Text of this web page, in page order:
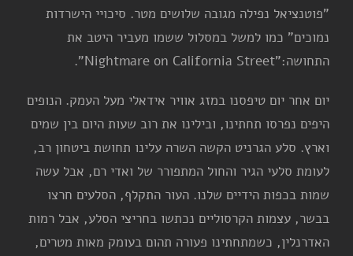
"פוטנציאל נפילה מגובה שלושים מטר. סיכויי הישרדות
נמוכים" כמו למשל במסלול ששמו מעביר היטב את
התחושה:"Nightmare on California Street".
יום אחר יום טיפסנו במזג אוויר אידאלי מעל העמק. הנופים
היפים נפרסו תחתינו, ובילינו את רוב שעות היום בין שמים
וארץ. סלע הגרניט הקשה השרה עלינו תחושת ביטחון רב,
לעומת סלעי הגיר והחול המתפורר של ואדי רם, אבל עשה
שמות בכפות הידיים שלנו. העור התקלף, הסלעים חרצו
בבשר, עצמות הקרסוליים נכתשו בחריצי הסלע, אבל רמות
האדרנלין, כשמתחתינו פעורה תהום בעומק מאות מטרים,